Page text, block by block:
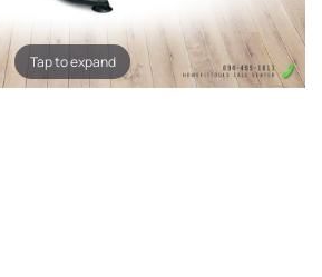
Tap to expand